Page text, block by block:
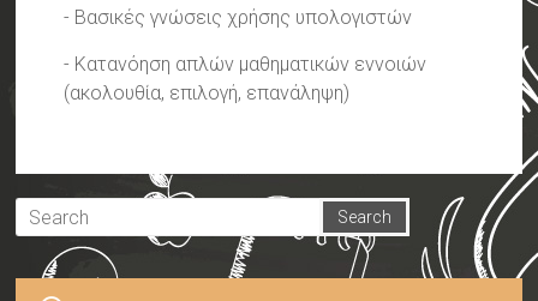
- Βασικές γνώσεις χρήσης υπολογιστών
- Κατανόηση απλών μαθηματικών εννοιών
(ακολουθία, επιλογή, επανάληψη)